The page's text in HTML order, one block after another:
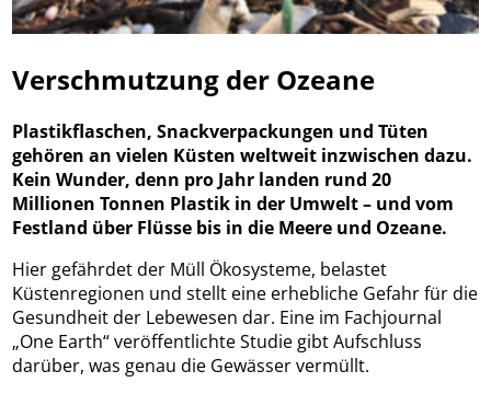
Verschmutzung der Ozeane
Plastikflaschen, Snackverpackungen und Tüten
gehören an vielen Küsten weltweit inzwischen dazu.
Kein Wunder, denn pro Jahr landen rund 20
Millionen Tonnen Plastik in der Umwelt – und vom
Festland über Flüsse bis in die Meere und Ozeane.
Hier gefährdet der Müll Ökosysteme, belastet
Küstenregionen und stellt eine erhebliche Gefahr für die
Gesundheit der Lebewesen dar. Eine im Fachjournal
„One Earth“ veröffentlichte Studie gibt Aufschluss
darüber, was genau die Gewässer vermüllt.